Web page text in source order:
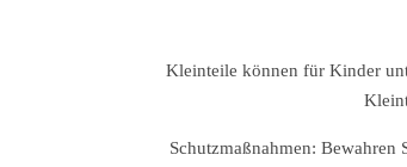
Kleinteile können für Kinder
Schutzmaßnahmen: Bewahren